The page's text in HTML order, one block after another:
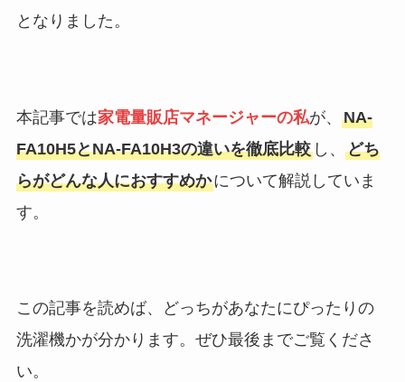
となりました。
本記事では家電量販店マネージャーの私が、 NA-
FA10H5とNA-FA10H3の違いを徹底比較し、 どち
らがどんな人におすすめかについて解説していま
す。
この記事を読めば、どっちがあなたにぴったりの
洗濯機かが分かります。ぜひ最後までご覧くださ
い。